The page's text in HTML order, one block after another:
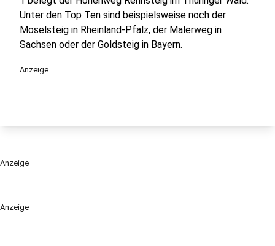
Anzeige
Unter den Top Ten sind beispielsweise noch der
Moselsteig in Rheinland-Pfalz, der Malerweg in
Sachsen oder der Goldsteig in Bayern.
Anzeige
Anzeige